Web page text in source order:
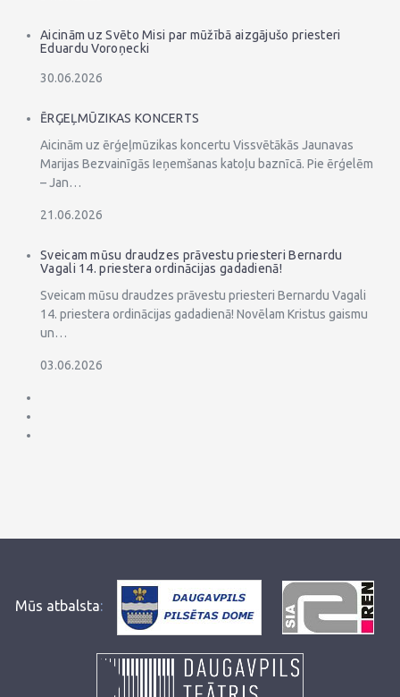
Aicinām uz Svēto Misi par mūžībā aizgājušo priesteri
Eduardu Voroņecki
30.06.2026
ĒRĢEĻMŪZIKAS KONCERTS
Aicinām uz ērģeļmūzikas koncertu Vissvētākās Jaunavas
Marijas Bezvainīgās Ieņemšanas katoļu baznīcā. Pie ērģelēm
– Jan…
21.06.2026
Sveicam mūsu draudzes prāvestu priesteri Bernardu
Vagali 14. priestera ordinācijas gadadienā!
Sveicam mūsu draudzes prāvestu priesteri Bernardu Vagali
14. priestera ordinācijas gadadienā! Novēlam Kristus gaismu
un…
03.06.2026
Mūs atbalsta: